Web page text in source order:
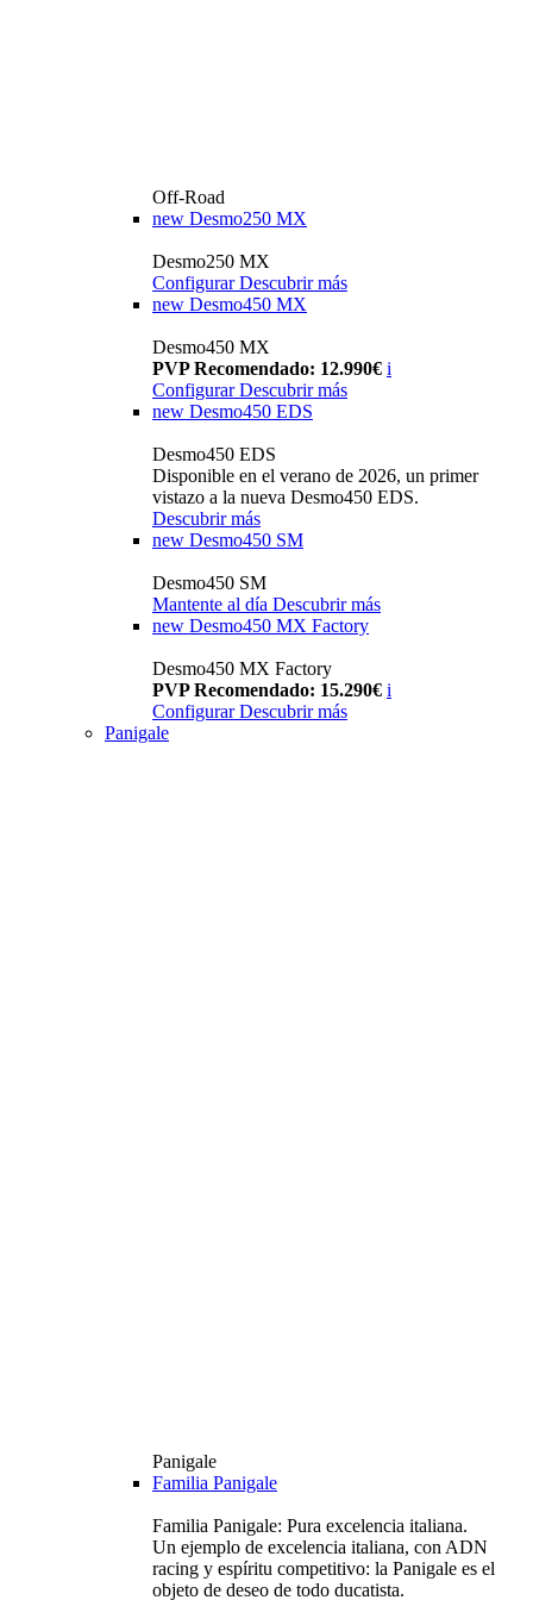
Off-Road
new Desmo250 MX
Desmo250 MX
Configurar Descubrir más
new Desmo450 MX
Desmo450 MX
PVP Recomendado: 12.990€ i
Configurar Descubrir más
new Desmo450 EDS
Desmo450 EDS
Disponible en el verano de 2026, un primer
vistazo a la nueva Desmo450 EDS.
Descubrir más
new Desmo450 SM
Desmo450 SM
Mantente al día Descubrir más
new Desmo450 MX Factory
Desmo450 MX Factory
PVP Recomendado: 15.290€ i
Configurar Descubrir más
Panigale
Panigale
Familia Panigale
Familia Panigale: Pura excelencia italiana.
Un ejemplo de excelencia italiana, con ADN
racing y espíritu competitivo: la Panigale es el
objeto de deseo de todo ducatista.